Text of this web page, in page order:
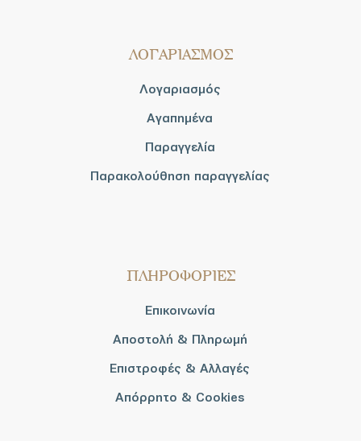
ΛΟΓΑΡΙΑΣΜΟΣ
Λογαριασμός
Αγαπημένα
Παραγγελία
Παρακολούθηση παραγγελίας
ΠΛΗΡΟΦΟΡΙΕΣ
Επικοινωνία
Αποστολή & Πληρωμή
Επιστροφές & Αλλαγές
Απόρρητο & Cookies